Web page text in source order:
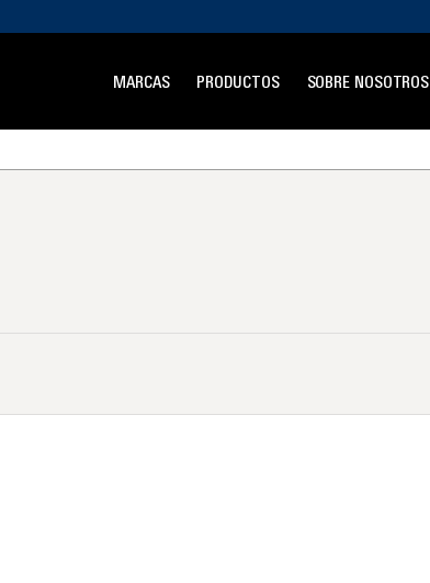
MARCAS PRODUCTOS SOBRE NOSOTROS